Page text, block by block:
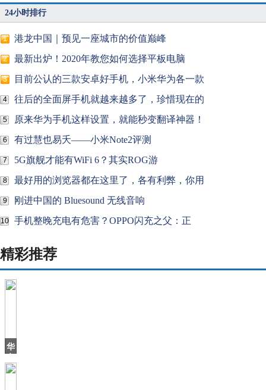
24小时排行
1 港龙中国｜预见一座城市的价值巅峰
2 最新出炉！2020年教您如何选择平板电脑
3 目前公认的三款安卓好手机，小米华为各一款
4 往后的全面屏手机就越来越多了，珍惜现在的
5 原来华为手机这样设置，就能秒变翻译神器！
6 有过慧也易夭——小米Note2评测
7 5G旗舰才能有WiFi 6？其实ROG游
8 最好用的浏览器都在这里了，各有利弊，你用
9 刚进中国的 Bluesound 无线音响
10 手机整晚充电有危害？OPPO闪充之父：正
精彩推荐
华
退